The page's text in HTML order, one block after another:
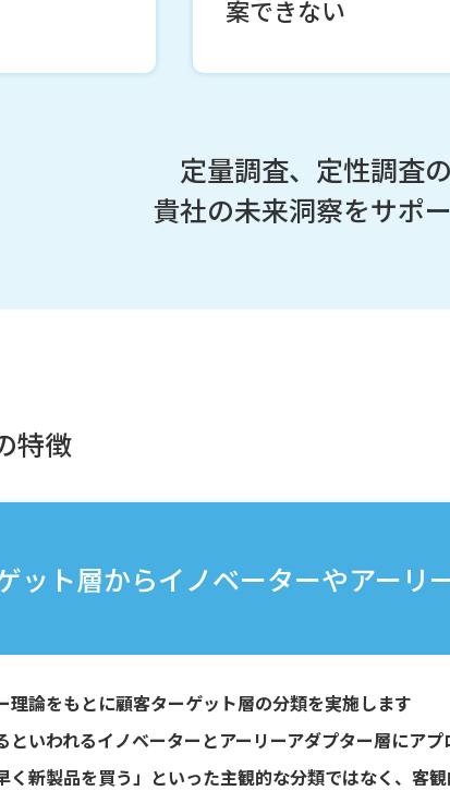
案できない
定量調査、定性調査
貴社の未来洞察をサポ
特徴
ット層からイノベーターやアーリ
理論をもとに顧客ターゲット層の分類を実施します
といわれるイノベーターとアーリーアダプター層にア
く新製品を買う」といった主観的な分類ではなく、客